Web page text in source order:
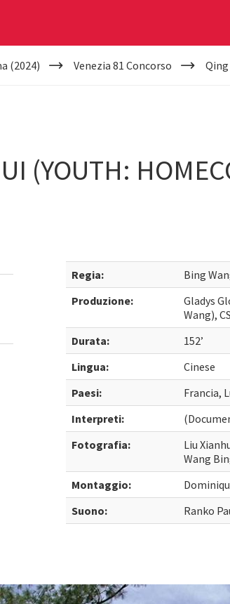
(2024) Venezia 81 Concorso
(YOUTH:
Regia:
Bing
Produzione:
Gladys
Wang),
Durata:
152’
Lingua:
Cinese
Paesi:
Francia,
Interpreti:
Fotografia:
Liu
Wang
Montaggio:
Suono:
Ranko